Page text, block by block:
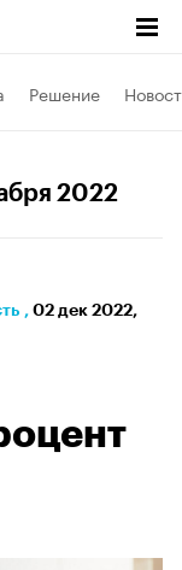
Решение
2022
, 02 дек 2022,